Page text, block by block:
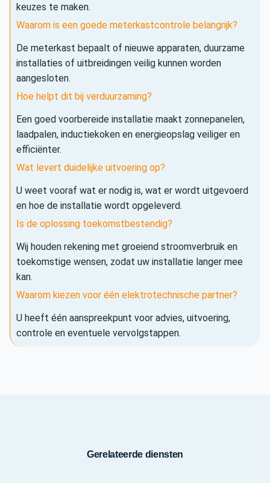
keuzes te maken.
Waarom is een goede meterkastcontrole belangrijk?
De meterkast bepaalt of nieuwe apparaten, duurzame
installaties of uitbreidingen veilig kunnen worden
aangesloten.
Hoe helpt dit bij verduurzaming?
Een goed voorbereide installatie maakt zonnepanelen,
laadpalen, inductiekoken en energieopslag veiliger en
efficiënter.
Wat levert duidelijke uitvoering op?
U weet vooraf wat er nodig is, wat er wordt uitgevoerd
en hoe de installatie wordt opgeleverd.
Is de oplossing toekomstbestendig?
Wij houden rekening met groeiend stroomverbruik en
toekomstige wensen, zodat uw installatie langer mee
kan.
Waarom kiezen voor één elektrotechnische partner?
U heeft één aanspreekpunt voor advies, uitvoering,
controle en eventuele vervolgstappen.
Gerelateerde diensten